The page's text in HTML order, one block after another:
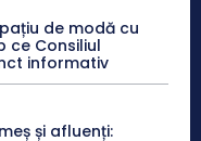
de modă cu
ce Consiliul
informativ
și afluenți: